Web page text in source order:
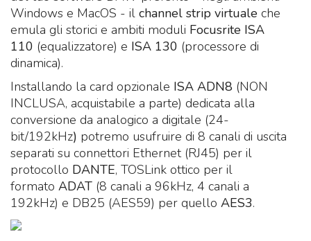
Windows e MacOS - il channel strip virtuale che
emula gli storici e ambiti moduli Focusrite ISA
110 (equalizzatore) e ISA 130 (processore di
dinamica).
Installando la card opzionale ISA ADN8 (NON
INCLUSA, acquistabile a parte) dedicata alla
conversione da analogico a digitale (24-
bit/192kHz) potremo usufruire di 8 canali di uscita
separati su connettori Ethernet (RJ45) per il
protocollo DANTE, TOSLink ottico per il
formato ADAT (8 canali a 96kHz, 4 canali a
192kHz) e DB25 (AES59) per quello AES3.